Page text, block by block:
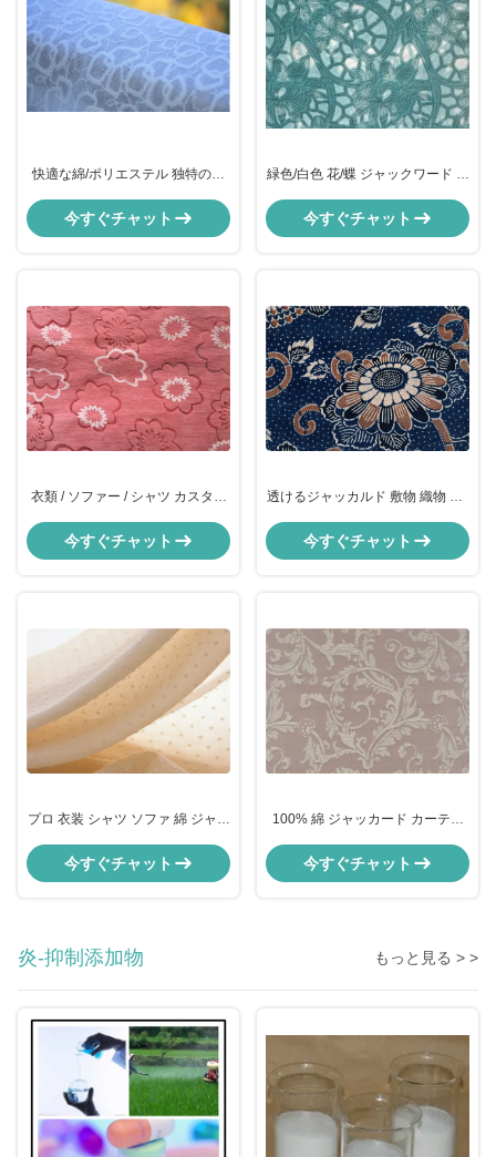
快適な綿/ポリエステル 独特のタ
今すぐチャット
緑色/白色 花/蝶 ジャックワード 敷
今すぐチャット
衣類 / ソファー / シャツ カスタム
今すぐチャット
透けるジャッカルド 敷物 織物 服 /
今すぐチャット
プロ 衣装 シャツ ソファ 綿 ジャッ
今すぐチャット
100% 綿 ジャッカード カーテン
今すぐチャット
炎-抑制添加物 もっと見る > >